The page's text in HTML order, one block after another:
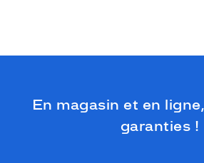
En magasin et en
garanties !